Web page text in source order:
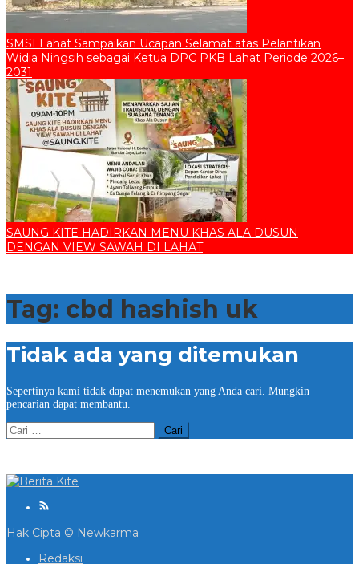
SMSI Lahat Sampaikan Ucapan Selamat atas Pelantikan
Widia Ningsih sebagai Ketua DPC PKB Lahat Periode 2026–
2031
SAUNG KITE HADIRKAN MENU KHAS ALA DUSUN
DENGAN VIEW SAWAH DI LAHAT
Tag: cbd hashish uk
Tidak ada yang ditemukan
Sepertinya kami tidak dapat menemukan yang Anda cari. Mungkin
pencarian dapat membantu.
Cari
untuk:
Hak Cipta © Newkarma
Redaksi